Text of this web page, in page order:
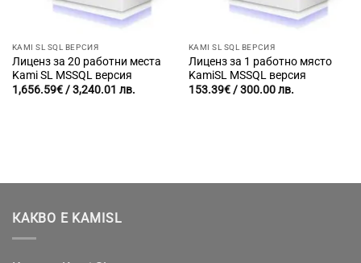
KAMI SL SQL ВЕРСИЯ
Лиценз за 20 работни места
Kami SL MSSQL версия
1,656.59€/ 3,240.01 лв.
KAMI SL SQL ВЕРСИЯ
Лиценз за 1 работно място
KamiSL MSSQL версия
153.39€/ 300.00 лв.
КАКВО Е KAMISL